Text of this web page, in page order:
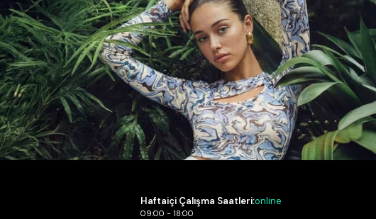
Haftaiçi Çalışma Saatleri:online
09:00 - 18:00